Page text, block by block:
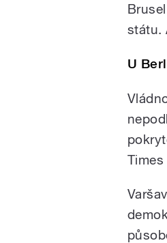
státu.
U